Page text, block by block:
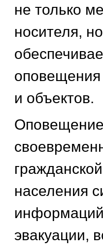
не только
носителя,
и объектов.
Оповещение
населения
эвакуации,